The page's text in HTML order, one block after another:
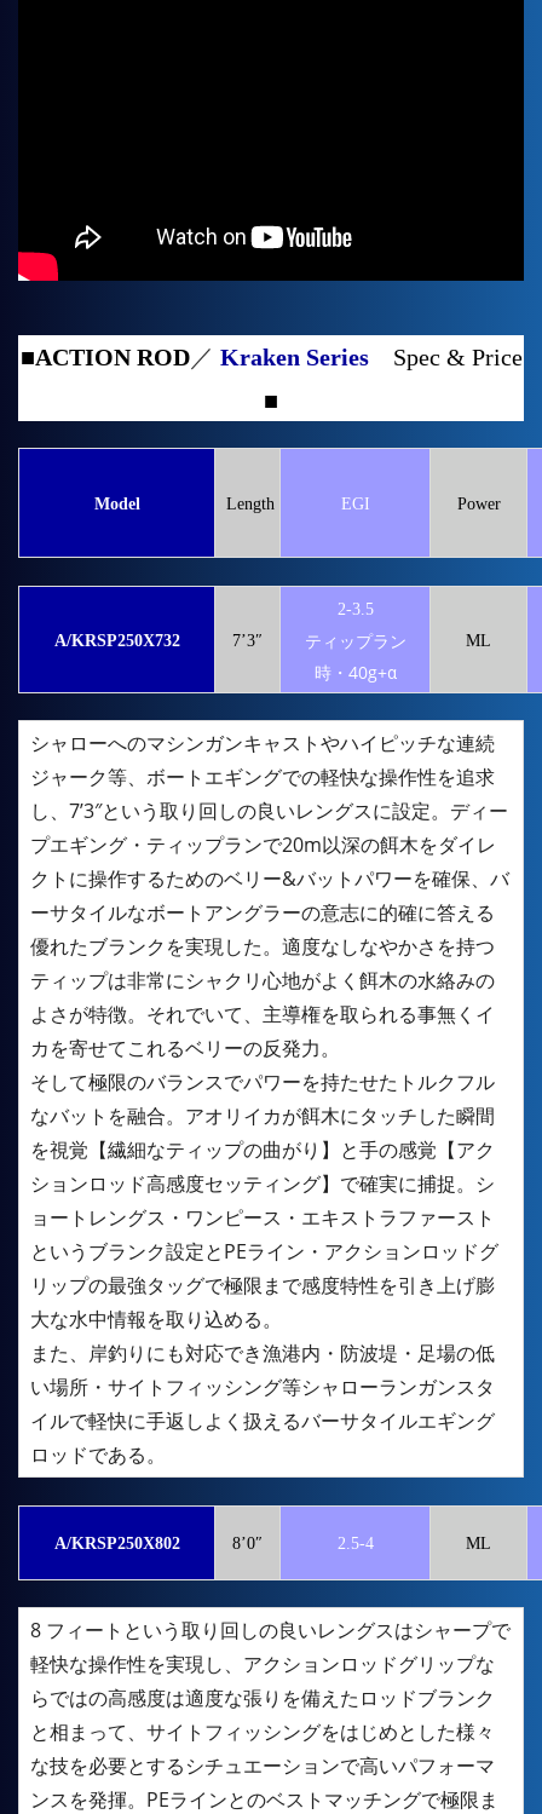
■ACTION ROD／ Kraken SeriesSpec & Price
■
Model Length EGI Power
A/KRSP250X732 7’3″
2-3.5
ティップラン
時・40g+α
ML
シャローへのマシンガンキャストやハイピッチな連続
ジャーク等、ボートエギングでの軽快な操作性を追求
し、7’3″という取り回しの良いレングスに設定。ディー
プエギング・ティップランで20m以深の餌木をダイレ
クトに操作するためのベリー&バットパワーを確保、バ
ーサタイルなボートアングラーの意志に的確に答える
優れたブランクを実現した。適度なしなやかさを持つ
ティップは非常にシャクリ心地がよく餌木の水絡みの
よさが特徴。それでいて、主導権を取られる事無くイ
カを寄せてこれるベリーの反発力。
そして極限のバランスでパワーを持たせたトルクフル
なバットを融合。アオリイカが餌木にタッチした瞬間
を視覚【繊細なティップの曲がり】と手の感覚【アク
ションロッド高感度セッティング】で確実に捕捉。シ
ョートレングス・ワンピース・エキストラファースト
というブランク設定とPEライン・アクションロッドグ
リップの最強タッグで極限まで感度特性を引き上げ膨
大な水中情報を取り込める。
また、岸釣りにも対応でき漁港内・防波堤・足場の低
い場所・サイトフィッシング等シャローランガンスタ
イルで軽快に手返しよく扱えるバーサタイルエギング
ロッドである。
A/KRSP250X802 8’0″ 2.5-4 ML
8 フィートという取り回しの良いレングスはシャープで
軽快な操作性を実現し、アクションロッドグリップな
らではの高感度は適度な張りを備えたロッドブランク
と相まって、サイトフィッシングをはじめとした様々
な技を必要とするシチュエーションで高いパフォーマ
ンスを発揮。PEラインとのベストマッチングで極限ま